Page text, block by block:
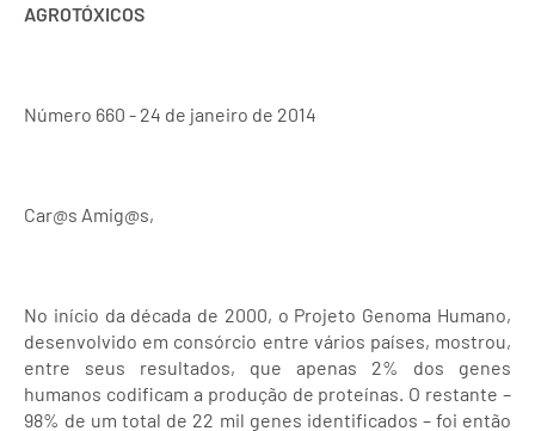
AGROTÓXICOS
Número 660 - 24 de janeiro de 2014
Car@s Amig@s,
No início da década de 2000, o Projeto Genoma Humano,
desenvolvido em consórcio entre vários países, mostrou,
entre seus resultados, que apenas 2% dos genes
humanos codificam a produção de proteínas. O restante –
98% de um total de 22 mil genes identificados – foi então